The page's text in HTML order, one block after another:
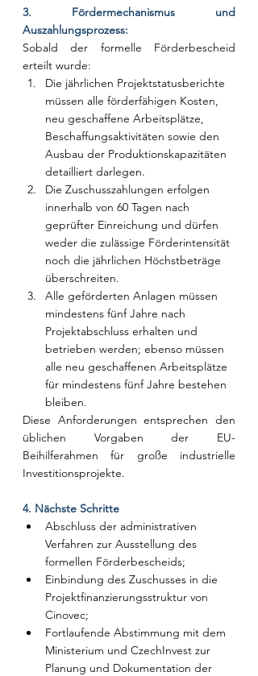
3. Fördermechanismus und
Auszahlungsprozess:
Sobald der formelle Förderbescheid
erteilt wurde:
Die jährlichen Projektstatusberichte
müssen alle förderfähigen Kosten,
neu geschaffene Arbeitsplätze,
Beschaffungsaktivitäten sowie den
Ausbau der Produktionskapazitäten
detailliert darlegen.
Die Zuschusszahlungen erfolgen
innerhalb von 60 Tagen nach
geprüfter Einreichung und dürfen
weder die zulässige Förderintensität
noch die jährlichen Höchstbeträge
überschreiten.
Alle geförderten Anlagen müssen
mindestens fünf Jahre nach
Projektabschluss erhalten und
betrieben werden; ebenso müssen
alle neu geschaffenen Arbeitsplätze
für mindestens fünf Jahre bestehen
bleiben.
Diese Anforderungen entsprechen den
üblichen Vorgaben der EU-
Beihilferahmen für große industrielle
Investitionsprojekte.
4. Nächste Schritte
Abschluss der administrativen
Verfahren zur Ausstellung des
formellen Förderbescheids;
Einbindung des Zuschusses in die
Projektfinanzierungsstruktur von
Cinovec;
Fortlaufende Abstimmung mit dem
Ministerium und CzechInvest zur
Planung und Dokumentation der